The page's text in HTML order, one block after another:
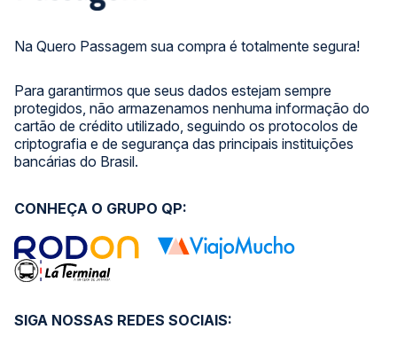
Na Quero Passagem sua compra é totalmente segura!
Para garantirmos que seus dados estejam sempre
protegidos, não armazenamos nenhuma informação do
cartão de crédito utilizado, seguindo os protocolos de
criptografia e de segurança das principais instituições
bancárias do Brasil.
SIGA NOSSAS REDES SOCIAIS:
CONHEÇA O GRUPO QP: